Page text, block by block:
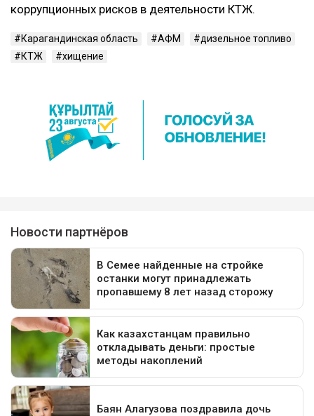
коррупционных рисков в деятельности КТЖ.
Карагандинская область АФМ
дизельное топливо
КТЖ
хищение